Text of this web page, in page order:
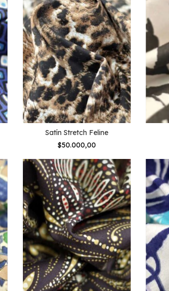
Satín Stretch Feline
$50.000,00